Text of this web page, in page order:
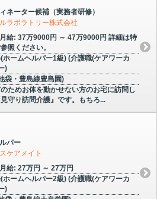
ネーター候補（実務者研修）
ラボラトリー株式会社
月給: 37万9000円 ～ 47万9000円 詳細は特
照ください。
ホームヘルパー1級) (介護職(ケアワーカ
)
袋・豊島線豊島園)
ためお体を動かせない方のお宅に訪問し
守り訪問介護』です。もちろ...
パー
ケアメイト
月給: 27万円 ～ 27万円
ホームヘルパー2級) (介護職(ケアワーカ
)